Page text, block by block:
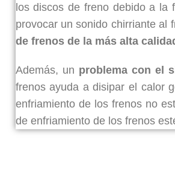
los discos de freno debido a la
provocar un sonido chirriante al
de frenos de la más alta
Además, un problema con el
frenos ayuda a disipar el calor
enfriamiento de los frenos no
de enfriamiento de los frenos